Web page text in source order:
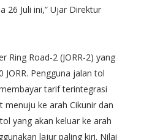
26 Juli ini,” Ujar Direktur
Ring Road-2 (JORR-2) yang
JORR. Pengguna jalan tol
tarif terintegrasi
menuju ke arah Cikunir dan
yang akan keluar ke arah
lajur paling kiri. Nilai